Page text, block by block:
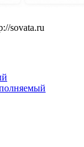
sovata.ru